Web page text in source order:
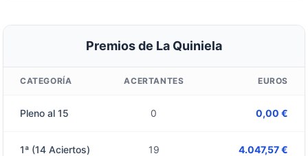
Premios de La Quiniela
CATEGORÍA ACERTANTES EUROS
Pleno al 15 0 0,00 €
1ª (14 Aciertos) 19 4.047,57 €